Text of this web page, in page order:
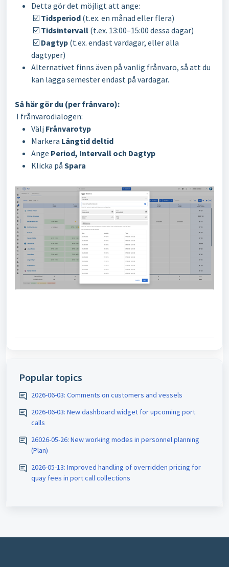
Detta gör det möjligt att ange:
☑️ Tidsperiod (t.ex. en månad eller flera)
☑️ Tidsintervall (t.ex. 13:00–15:00 dessa dagar)
☑️ Dagtyp (t.ex. endast vardagar, eller alla
dagtyper)
Alternativet finns även på vanlig frånvaro, så att du
kan lägga semester endast på vardagar.
Så här gör du (per frånvaro):
I frånvarodialogen:
Välj Frånvarotyp
Markera Långtid deltid
Ange Period, Intervall och Dagtyp
Klicka på Spara
Popular topics
2026-06-03: Comments on customers and vessels
2026-06-03: New dashboard widget for upcoming port
calls
26026-05-26: New working modes in personnel planning
(Plan)
2026-05-13: Improved handling of overridden pricing for
quay fees in port call collections